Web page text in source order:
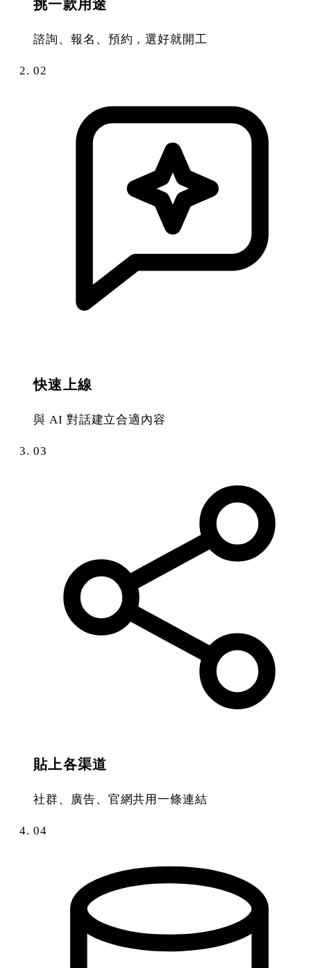
挑一款用途
諮詢、報名、預約，選好就開工
02
快速上線
與 AI 對話建立合適內容
03
貼上各渠道
社群、廣告、官網共用一條連結
04